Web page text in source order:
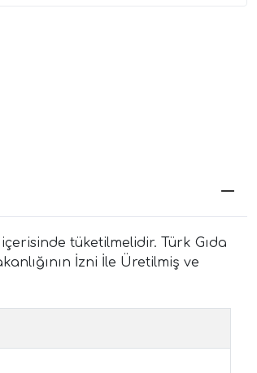
tüketilmelidir. Türk Gıda
İzni İle Üretilmiş ve